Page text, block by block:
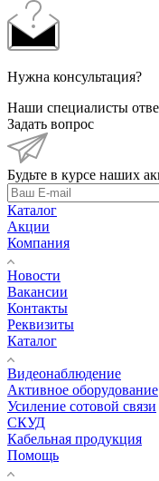
Нужна консультация?
Наши специалисты
Задать вопрос
Будьте в курсе наших
Каталог
Акции
Компания
Новости
Вакансии
Контакты
Реквизиты
Каталог
Видеонаблюдение
Активное оборудование
Усиление сотовой связи
СКУД
Кабельная продукция
Помощь